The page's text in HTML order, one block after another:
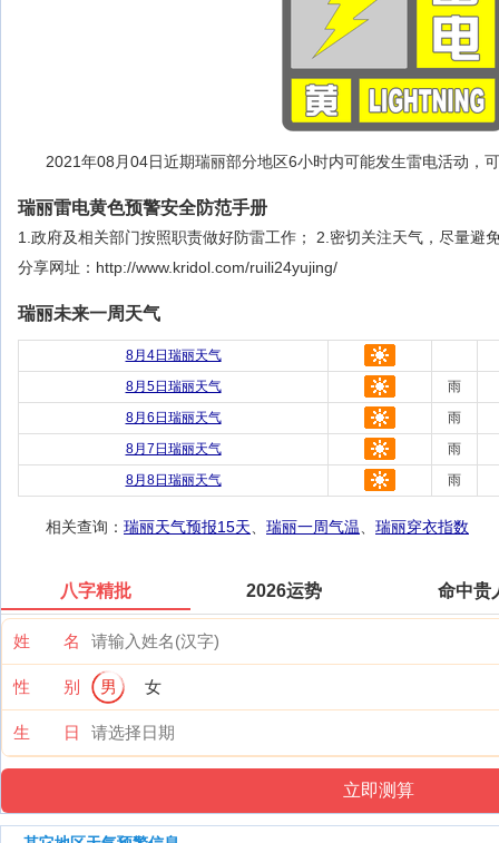
2021年08月04日近期瑞丽部分地区6小时内可能发生雷电活动，
瑞丽雷电黄色预警安全防范手册
1.政府及相关部门按照职责做好防雷工作； 2.密切关注天气，尽量避
分享网址：http://www.kridol.com/ruili24yujing/
瑞丽未来一周天气
8月4日瑞丽天气
8月5日瑞丽天气
雨
8月6日瑞丽天气
雨
8月7日瑞丽天气
雨
8月8日瑞丽天气
雨
相关查询： 瑞丽天气预报15天 瑞丽一周气温 瑞丽穿衣指数
八字精批 2026运势 命中贵
姓 名
性 别 男 女
生 日